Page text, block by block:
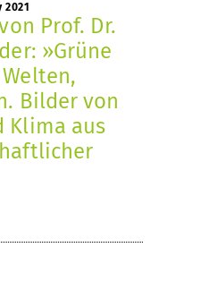
Prof. Dr.
»Grüne
Bilder von
Klima aus